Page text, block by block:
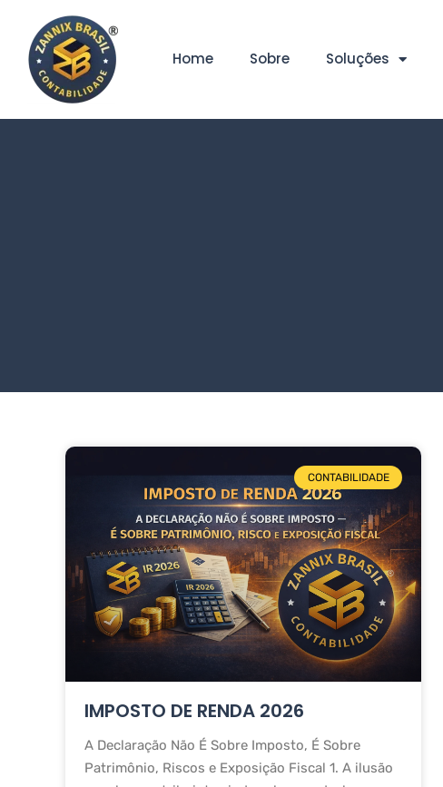
Home Sobre Soluções
CONTABILIDADE
IMPOSTO DE RENDA 2026
A Declaração Não É Sobre Imposto, É Sobre
Patrimônio, Riscos e Exposição Fiscal 1. A ilusão